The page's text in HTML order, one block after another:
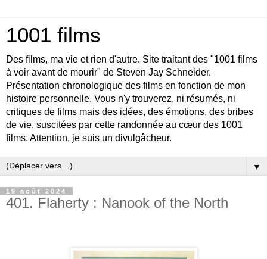
1001 films
Des films, ma vie et rien d'autre. Site traitant des "1001 films
à voir avant de mourir" de Steven Jay Schneider.
Présentation chronologique des films en fonction de mon
histoire personnelle. Vous n'y trouverez, ni résumés, ni
critiques de films mais des idées, des émotions, des bribes
de vie, suscitées par cette randonnée au cœur des 1001
films. Attention, je suis un divulgâcheur.
▼
19 août 2024
401. Flaherty : Nanook of the North